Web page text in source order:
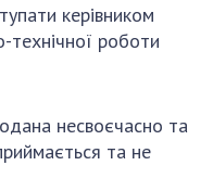
керівником
технічної роботи
несвоєчасно та
та не